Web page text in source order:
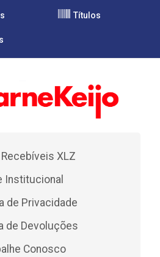
Títulos
XLZ
Institucional
de Privacidade
de Devoluções
Conosco